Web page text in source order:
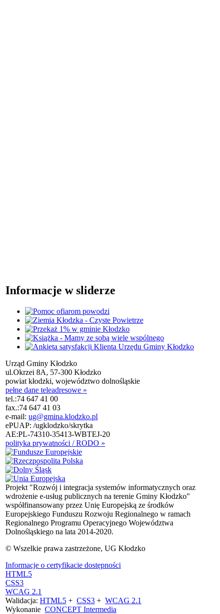
Informacje w sliderze
Urząd Gminy Kłodzko
ul.Okrzei 8A, 57-300 Kłodzko
powiat kłodzki, województwo dolnośląskie
pełne dane teleadresowe »
tel.:74 647 41 00
fax.:74 647 41 03
e-mail: ug@gmina.klodzko.pl
ePUAP: /ugklodzko/skrytka
AE:PL-74310-35413-WBTEJ-20
polityka prywatności / RODO »
Projekt "Rozwój i integracja systemów informatycznych oraz
wdrożenie e-usług publicznych na terenie Gminy Kłodzko"
współfinansowany przez Unię Europejską ze środków
Europejskiego Funduszu Rozwoju Regionalnego w ramach
Regionalnego Programu Operacyjnego Województwa
Dolnośląskiego na lata 2014-2020.
© Wszelkie prawa zastrzeżone, UG Kłodzko
Informacje o certyfikacie dostępności
HTML5
CSS3
WCAG 2.1
Walidacja: HTML5 + CSS3 + WCAG 2.1
Wykonanie CONCEPT Intermedia